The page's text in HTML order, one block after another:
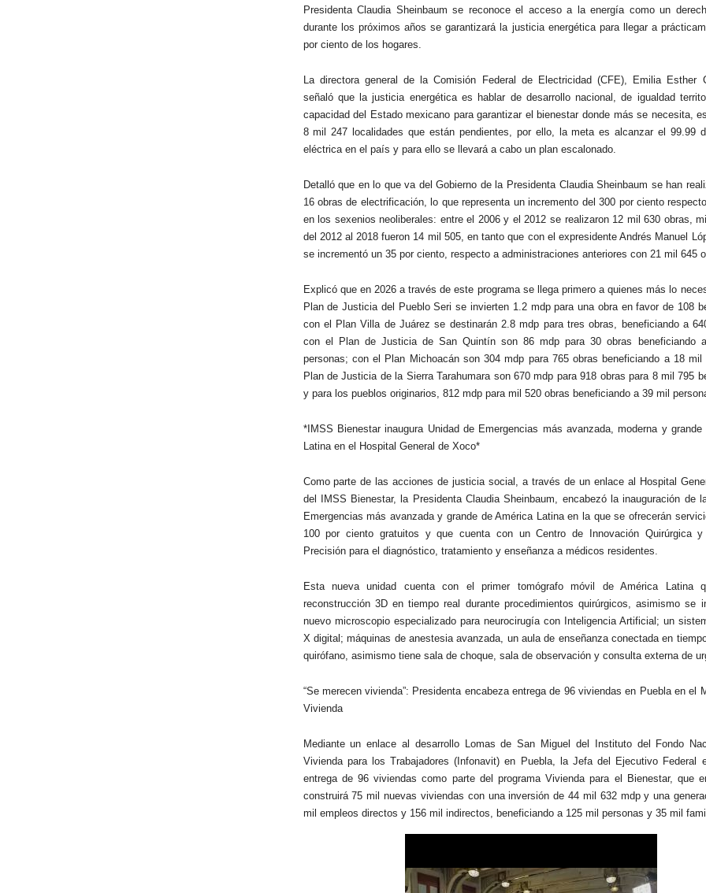
Presidenta Claudia Sheinbaum se reconoce el acceso a la energía como un
durante los próximos años se garantizará la justicia energética para llegar a
por ciento de los hogares.
La directora general de la Comisión Federal de Electricidad (CFE), Emilia Esther
señaló que la justicia energética es hablar de desarrollo nacional, de igualdad
capacidad del Estado mexicano para garantizar el bienestar donde más se necesita,
8 mil 247 localidades que están pendientes, por ello, la meta es alcanzar el 99.99
eléctrica en el país y para ello se llevará a cabo un plan escalonado.
Detalló que en lo que va del Gobierno de la Presidenta Claudia Sheinbaum se han
16 obras de electrificación, lo que representa un incremento del 300 por ciento
en los sexenios neoliberales: entre el 2006 y el 2012 se realizaron 12 mil 630 obras,
del 2012 al 2018 fueron 14 mil 505, en tanto que con el expresidente Andrés Manuel
se incrementó un 35 por ciento, respecto a administraciones anteriores con 21 mil 645
Explicó que en 2026 a través de este programa se llega primero a quienes más lo
Plan de Justicia del Pueblo Seri se invierten 1.2 mdp para una obra en favor de 108
con el Plan Villa de Juárez se destinarán 2.8 mdp para tres obras, beneficiando a
con el Plan de Justicia de San Quintín son 86 mdp para 30 obras beneficiando
personas; con el Plan Michoacán son 304 mdp para 765 obras beneficiando a 18 mil
Plan de Justicia de la Sierra Tarahumara son 670 mdp para 918 obras para 8 mil 795
y para los pueblos originarios, 812 mdp para mil 520 obras beneficiando a 39 mil
*IMSS Bienestar inaugura Unidad de Emergencias más avanzada, moderna y grande
Latina en el Hospital General de Xoco*
Como parte de las acciones de justicia social, a través de un enlace al Hospital
del IMSS Bienestar, la Presidenta Claudia Sheinbaum, encabezó la inauguración de
Emergencias más avanzada y grande de América Latina en la que se ofrecerán
100 por ciento gratuitos y que cuenta con un Centro de Innovación Quirúrgica
Precisión para el diagnóstico, tratamiento y enseñanza a médicos residentes.
Esta nueva unidad cuenta con el primer tomógrafo móvil de América Latina
reconstrucción 3D en tiempo real durante procedimientos quirúrgicos, asimismo se
nuevo microscopio especializado para neurocirugía con Inteligencia Artificial; un
X digital; máquinas de anestesia avanzada, un aula de enseñanza conectada en
quirófano, asimismo tiene sala de choque, sala de observación y consulta externa de
“Se merecen vivienda”: Presidenta encabeza entrega de 96 viviendas en Puebla en el
Vivienda
Mediante un enlace al desarrollo Lomas de San Miguel del Instituto del Fondo
Vivienda para los Trabajadores (Infonavit) en Puebla, la Jefa del Ejecutivo Federal
entrega de 96 viviendas como parte del programa Vivienda para el Bienestar, que
construirá 75 mil nuevas viviendas con una inversión de 44 mil 632 mdp y una
mil empleos directos y 156 mil indirectos, beneficiando a 125 mil personas y 35 mil